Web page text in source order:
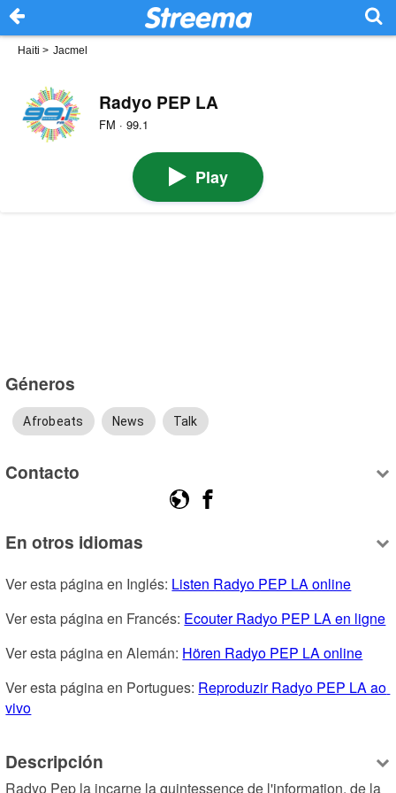
Haiti > Jacmel
Radyo PEP LA
FM · 99.1
Play
Géneros
Afrobeats News Talk
Contacto
En otros idiomas
Ver esta página en Inglés: Listen Radyo PEP LA online
Ver esta página en Francés: Ecouter Radyo PEP LA en ligne
Ver esta página en Alemán: Hören Radyo PEP LA online
Ver esta página en Portugues: Reproduzir Radyo PEP LA ao
vivo
Descripción
Radyo Pep la incarne la quintessence de l'information, de la